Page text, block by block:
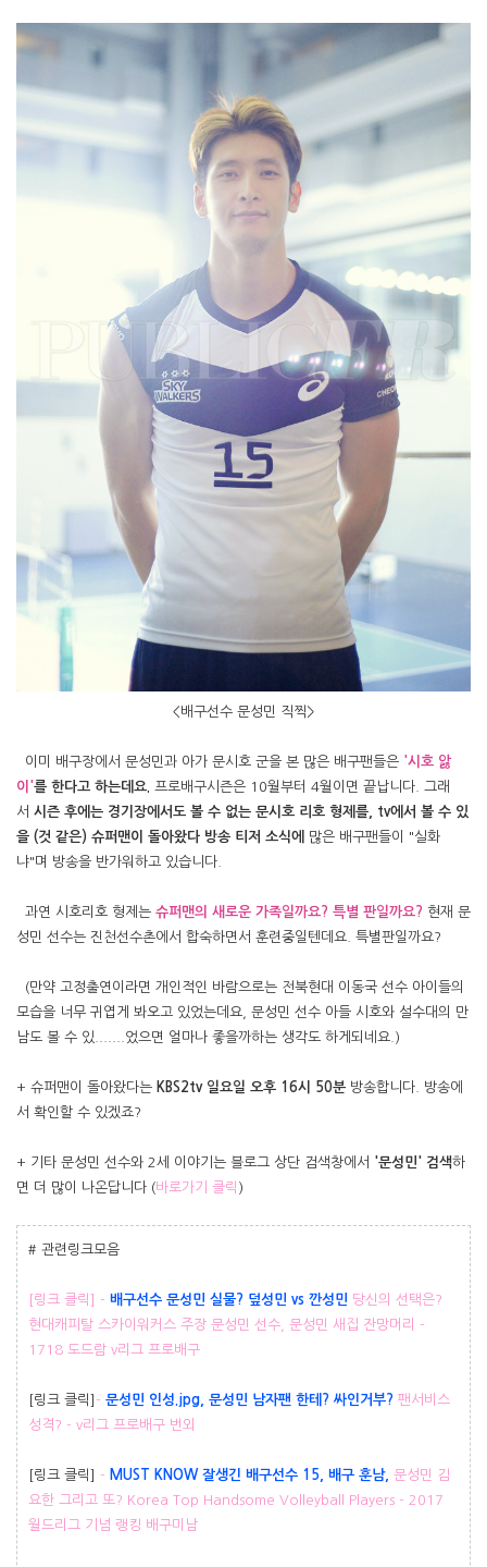
<배구선수 문성민 직찍>
이미 배구장에서 문성민과 아가 문시호 군을 본 많은 배구팬들은 '시호 앓
이'를 한다고 하는데요. 프로배구시즌은 10월부터 4월이면 끝납니다. 그래
서 시즌 후에는 경기장에서도 볼 수 없는 문시호 리호 형제를, tv에서 볼 수 있
을 (것 같은) 슈퍼맨이 돌아왔다 방송 티저 소식에
많은 배구팬들이 "실화
냐"며 방송을 반가워하고 있습니다.
과연 시호리호 형제는 슈퍼맨의 새로운 가족일까요? 특별 판일까요? 현재 문
성민 선수는 진천선수촌에서 합숙하면서 훈련중일텐데요. 특별판일까요?
(만약 고정출연이라면 개인적인 바람으로는 전북현대 이동국 선수 아이들의
모습을 너무 귀엽게 봐오고 있었는데요, 문성민 선수 아들 시호와 설수대의 만
남도 볼 수 있.......었으면 얼마나 좋을까하는 생각도 하게되네요.)
+ 슈퍼맨이 돌아왔다는 KBS2tv 일요일 오후 16시 50분 방송합니다. 방송에
서 확인할 수 있겠죠?
+ 기타 문성민 선수와 2세 이야기는 블로그 상단 검색창에서 '문성민' 검색하
면 더 많이 나온답니다 (바로가기 클릭 )
# 관련링크모음
[링크 클릭] - 배구선수 문성민 실물? 덮성민 vs 깐성민 당신의 선택은?
현대캐피탈 스카이워커스 주장 문성민 선수, 문성민 새집 잔망머리 -
1718 도드람 v리그 프로배구
[링크 클릭] - 문성민 인성.jpg, 문성민 남자팬 한테? 싸인거부? 팬서비스
성격? - v리그 프로배구 번외
[링크 클릭] - MUST KNOW 잘생긴 배구선수 15, 배구 훈남, 문성민 김
요한 그리고 또? Korea Top Handsome Volleyball Players - 2017
월드리그 기념 랭킹 배구미남